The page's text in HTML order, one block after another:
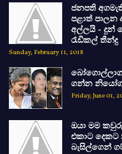
ජනපති
පළාත් පාලන
අල්ලයි - දුන්
රැඩිකල් තීන්දු
Sunday, February 11, 2018
ගන්න
Friday, June 01,
ඔයා මම
එකාට
බැසිල්ගෙන්